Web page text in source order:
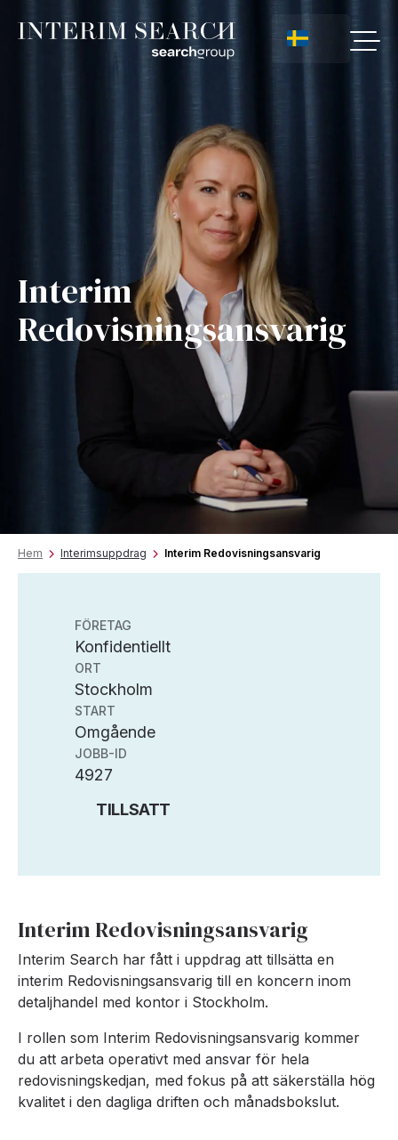
Interim
Redovisningsansvarig
Hem Interimsuppdrag Interim Redovisningsansvarig
FÖRETAG
Konfidentiellt
ORT
Stockholm
START
Omgående
JOBB-ID
4927
TILLSATT
Interim Redovisningsansvarig
Interim Search har fått i uppdrag att tillsätta en
interim Redovisningsansvarig till en koncern inom
detaljhandel med kontor i Stockholm.
I rollen som Interim Redovisningsansvarig kommer
du att arbeta operativt med ansvar för hela
redovisningskedjan, med fokus på att säkerställa hög
kvalitet i den dagliga driften och månadsbokslut.